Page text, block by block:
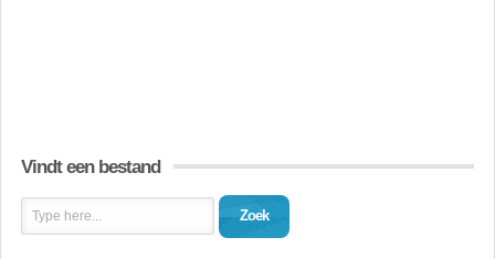
Vindt een bestand
Zoek